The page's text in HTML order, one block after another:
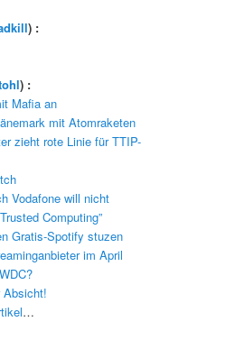
) :
) :
Mafia an
mit Atomraketen
zieht rote Linie für TTIP-
Vodafone will nicht
Computing”
Gratis-Spotify stuzen
im April
Absicht!
…